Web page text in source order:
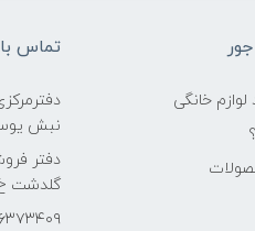
لوازم خانگی
تماس
نبش
دفتر
گلدشت خ
۰۲۱۶۶۳۷۳۴۰۹ -